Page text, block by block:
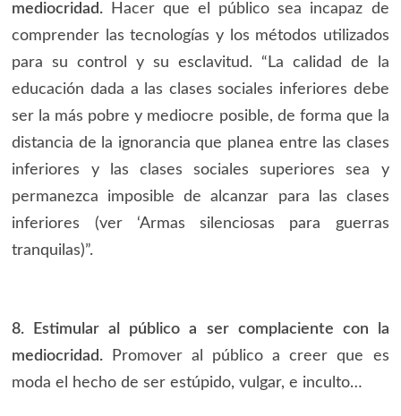
mediocridad.
Hacer que el público sea incapaz de
comprender las tecnologías y los métodos utilizados
para su control y su esclavitud. “La calidad de la
educación dada a las clases sociales inferiores debe
ser la más pobre y mediocre posible, de forma que la
distancia de la ignorancia que planea entre las clases
inferiores y las clases sociales superiores sea y
permanezca imposible de alcanzar para las clases
inferiores (ver ‘Armas silenciosas para guerras
tranquilas)”.
8. Estimular al público a ser complaciente con la
mediocridad.
Promover al público a creer que es
moda el hecho de ser estúpido, vulgar, e inculto…